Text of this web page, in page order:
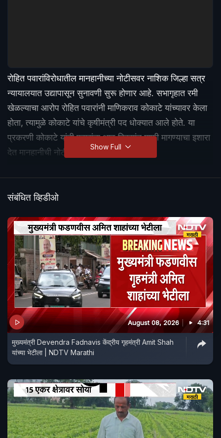
रोहित पवारांविरोधातील मानहानीच्या नोटीसवर नाशिक जिल्हा सत्र
न्यायालयात उद्यापासून सुनावणी सुरू होणार आहे. सभागृहात रमी
खेळल्याचा आरोप रोहित पवारांनी माणिकराव कोकाटे यांच्यावर केला
होता, त्यामुळे कोकाटे यांचे कृषीमंत्री पद धोक्यात आले होते. या
प्रकरणी कोकाटे यांनी पवारांना आठ दिवसांत माफी मागण्याचा इशारा
देत मानहानीची नोटीस पाठवली होती.
Show Full
संबंधित व्हिडीओ
August 08, 2026 4:31
मुख्यमंत्री Devendra Fadnavis केंद्रीय गृहमंत्री Amit Shah
यांच्या भेटीला | NDTV Marathi